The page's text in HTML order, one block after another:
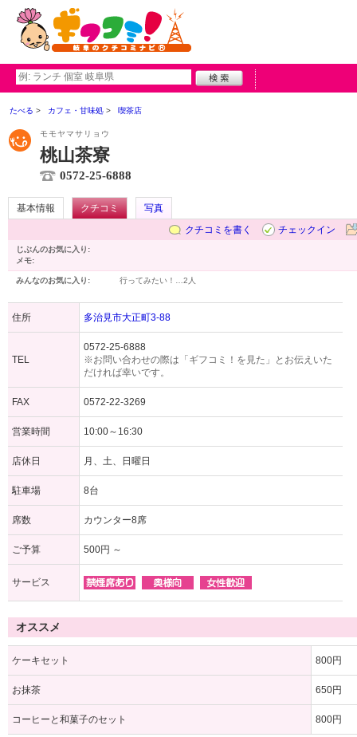
たべる カフェ・甘味処 喫茶店
モモヤマサリョウ
桃山茶寮
0572-25-6888
基本情報 クチコミ
写真
クチコミを書く
チェックイン
じぶんのお気に入り:
メモ:
みんなのお気に入り: 行ってみたい！… 2人
住所 多治見市大正町3-88
TEL
0572-25-6888
※お問い合わせの際は「ギフコミ！を見た」とお伝えいた
だければ幸いです。
FAX 0572-22-3269
営業時間 10:00～16:30
店休日 月、土、日曜日
駐車場 8台
席数 カウンター8席
ご予算 500円 ～
サービス
オススメ
ケーキセット 800円
お抹茶 650円
コーヒーと和菓子のセット 800円